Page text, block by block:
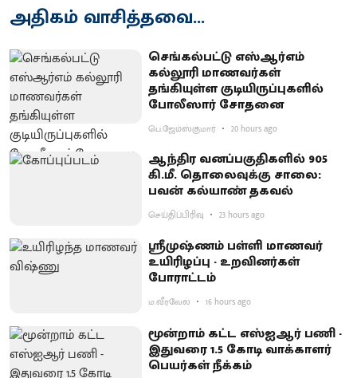
அதிகம் வாசித்தவை...
செங்கல்பட்டு எஸ்ஆர்எம்
கல்லூரி மாணவர்கள்
தங்கியுள்ள குடியிருப்புகளில்
போலீஸார் சோதனை
பெ.ஜேம்ஸ்குமார் 20 hours ago
ஆந்திர வனப்பகுதிகளில் 905
கி.மீ. தொலைவுக்கு சாலை:
பவன் கல்யாண் தகவல்
செய்திப்பிரிவு 23 hours ago
ஸ்ரீமுஷ்ணம் பள்ளி மாணவர்
உயிரிழப்பு - உறவினர்கள்
போராட்டம்
ம.வீரவேல் 16 hours ago
மூன்றாம் கட்ட எஸ்ஐஆர் பணி -
இதுவரை 1.5 கோடி வாக்காளர்
பெயர்கள் நீக்கம்